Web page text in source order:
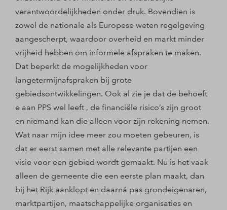
verantwoordelijkheden onder druk. Bovendien is
zowel de nationale als Europese weten regelgeving
aangescherpt, waardoor overheid en markt minder
vrijheid hebben om informele afspraken te maken.
Dat beperkt de mogelijkheden voor
langetermijnafspraken bij grote
gebiedsontwikkelingen. Ook al zie je dat de behoeft
e aan PPS wel leeft , de financiële risico’s zijn groot
en niemand kan die alleen voor zijn rekening nemen.
Wat naar mijn idee meer zou moeten gebeuren, is
dat er eerst samen met alle relevante partijen een
visie voor een gebied wordt gemaakt. Nu is het vaak
alleen de gemeente die een eerste plan maakt, dan
bij het Rijk aanklopt en daarná pas grondeigenaren,
marktpartijen, maatschappelijke organisaties en